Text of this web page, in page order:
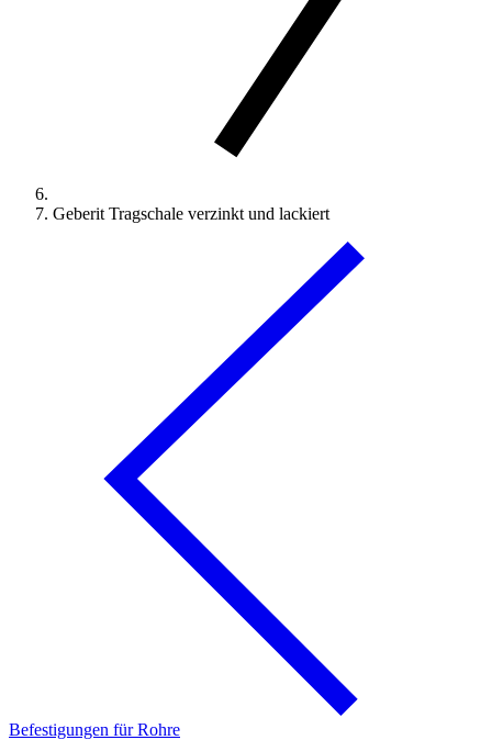
Geberit Tragschale verzinkt und lackiert
Befestigungen für Rohre